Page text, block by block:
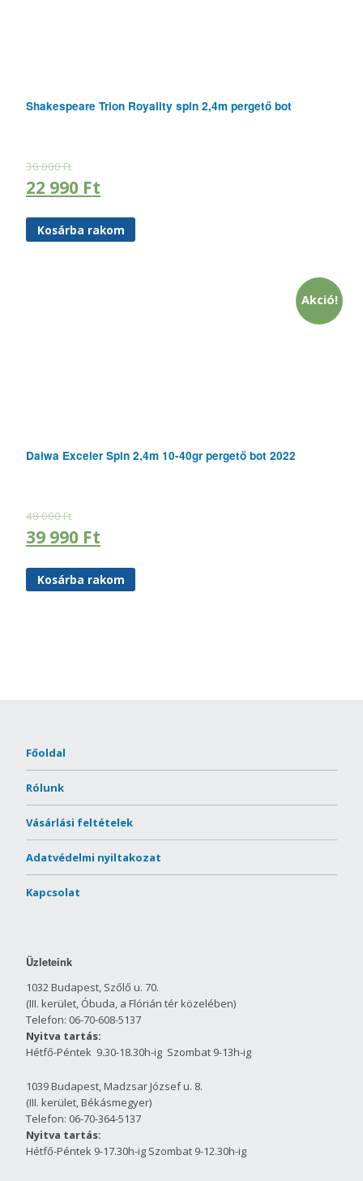
Shakespeare Trion Royality spin 2,4m pergető bot
30 000Ft
22 990 Ft
Kosárba rakom
Akció!
Daiwa Exceler Spin 2,4m 10-40gr pergető bot 2022
48 000Ft
39 990 Ft
Kosárba rakom
Főoldal
Rólunk
Vásárlási feltételek
Adatvédelmi nyiltakozat
Kapcsolat
Üzleteink
1032 Budapest, Szőlő u. 70.
(III. kerület, Óbuda, a Flórián tér közelében)
Telefon: 06-70-608-5137
Nyitva tartás:
Hétfő-Péntek 9.30-18.30h-ig Szombat 9-13h-ig
1039 Budapest, Madzsar József u. 8.
(III. kerület, Békásmegyer)
Telefon: 06-70-364-5137
Nyitva tartás:
Hétfő-Péntek 9-17.30h-ig Szombat 9-12.30h-ig